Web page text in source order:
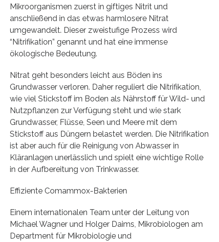
Mikroorganismen zuerst in giftiges Nitrit und
anschließend in das etwas harmlosere Nitrat
umgewandelt. Dieser zweistufige Prozess wird
“Nitrifikation” genannt und hat eine immense
ökologische Bedeutung.
Nitrat geht besonders leicht aus Böden ins
Grundwasser verloren. Daher reguliert die Nitrifikation,
wie viel Stickstoff im Boden als Nährstoff für Wild- und
Nutzpflanzen zur Verfügung steht und wie stark
Grundwasser, Flüsse, Seen und Meere mit dem
Stickstoff aus Düngern belastet werden. Die Nitrifikation
ist aber auch für die Reinigung von Abwasser in
Kläranlagen unerlässlich und spielt eine wichtige Rolle
in der Aufbereitung von Trinkwasser.
Effiziente Comammox-Bakterien
Einem internationalen Team unter der Leitung von
Michael Wagner und Holger Daims, Mikrobiologen am
Department für Mikrobiologie und